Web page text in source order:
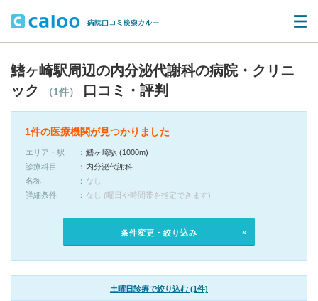
鰭ヶ崎駅周辺の内分泌代謝科の病院・クリニ
ック
（1件） 口コミ・評判
1件の医療機関が見つかりました
エリア・駅
鰭ヶ崎駅 (1000m)
診療科目
内分泌代謝科
名称
なし
詳細条件
なし (曜日や時間帯を指定できます)
条件変更・絞り込み
土曜日診療で絞り込む (1件)